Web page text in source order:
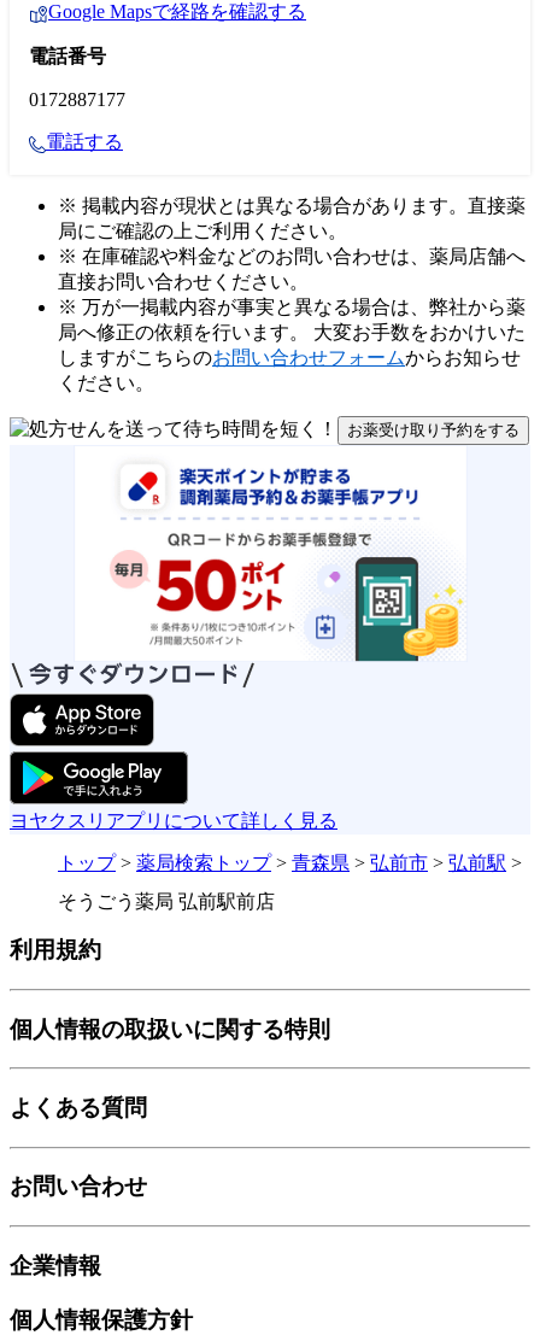
Google Mapsで経路を確認する
電話番号
0172887177
電話する
※ 掲載内容が現状とは異なる場合があります。直接薬
局にご確認の上ご利用ください。
※ 在庫確認や料金などのお問い合わせは、薬局店舗へ
直接お問い合わせください。
※ 万が一掲載内容が事実と異なる場合は、弊社から薬
局へ修正の依頼を行います。 大変お手数をおかけいた
しますがこちらのお問い合わせフォームからお知らせ
ください。
お薬受け取り予約をする
ヨヤクスリアプリについて詳しく見る
トップ> 薬局検索トップ> 青森県 > 弘前市 > 弘前駅 >
そうごう薬局 弘前駅前店
利用規約
個人情報の取扱いに関する特則
よくある質問
お問い合わせ
企業情報
個人情報保護方針